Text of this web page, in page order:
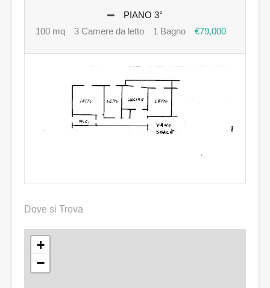
PIANO 3°
100 mq
3 Camere da letto 1 Bagno €79,000
Dove si Trova
+
−